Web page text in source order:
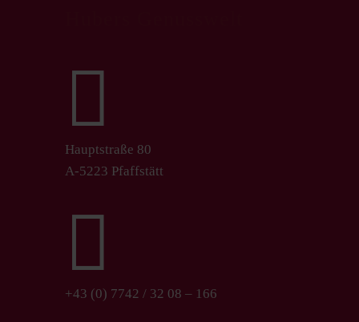

Hauptstraße 80
A-5223 Pfaffstätt

+43 (0) 7742 / 32 08 – 166